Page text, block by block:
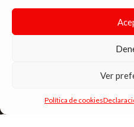
Ver
Política de cookies
CONTACTO